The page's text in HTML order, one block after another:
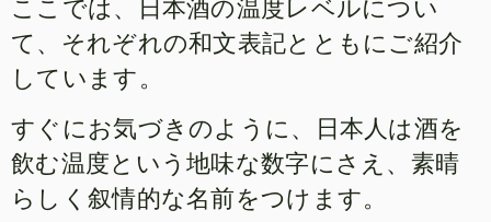
ここでは、日本酒の温度レベルについ
て、それぞれの和文表記とともにご紹介
しています。
すぐにお気づきのように、日本人は酒を
飲む温度という地味な数字にさえ、素晴
らしく叙情的な名前をつけます。